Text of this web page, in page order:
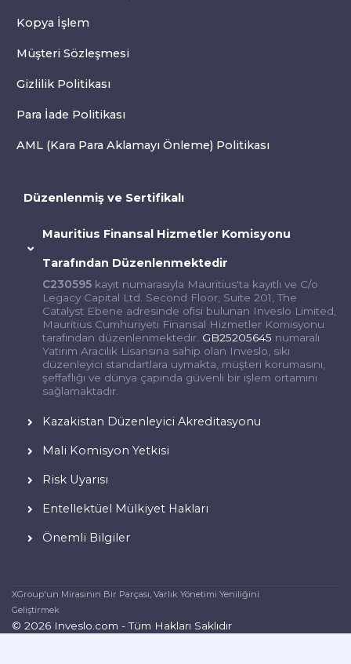
Kopya İşlem
Müşteri Sözleşmesi
Gizlilik Politikası
Para İade Politikası
AML (Kara Para Aklamayı Önleme) Politikası
Düzenlenmiş ve Sertifikalı
Mauritius Finansal Hizmetler Komisyonu
Tarafından Düzenlenmektedir
C230595 kayıt numarasıyla Mauritius'ta kayıtlı ve C/o
Legacy Capital Ltd. Second Floor, Suite 201, The
Catalyst Ebene adresinde ofisi bulunan Inveslo Limited,
Mauritius Cumhuriyeti Finansal Hizmetler Komisyonu
tarafından düzenlenmektedir. GB25205645 numaralı
Yatırım Aracılık Lisansına sahip olan Inveslo, sıkı
düzenleyici standartlara uymakta, müşteri korumasını,
şeffaflığı ve dünya çapında güvenli bir işlem ortamını
sağlamaktadır.
Kazakistan Düzenleyici Akreditasyonu
Mali Komisyon Yetkisi
Risk Uyarısı
Entellektüel Mülkiyet Hakları
Önemli Bilgiler
XGroup'un Mirasının Bir Parçası, Varlık Yönetimi Yeniliğini
Geliştirmek
© 2026 Inveslo.com - Tüm Hakları Saklıdır